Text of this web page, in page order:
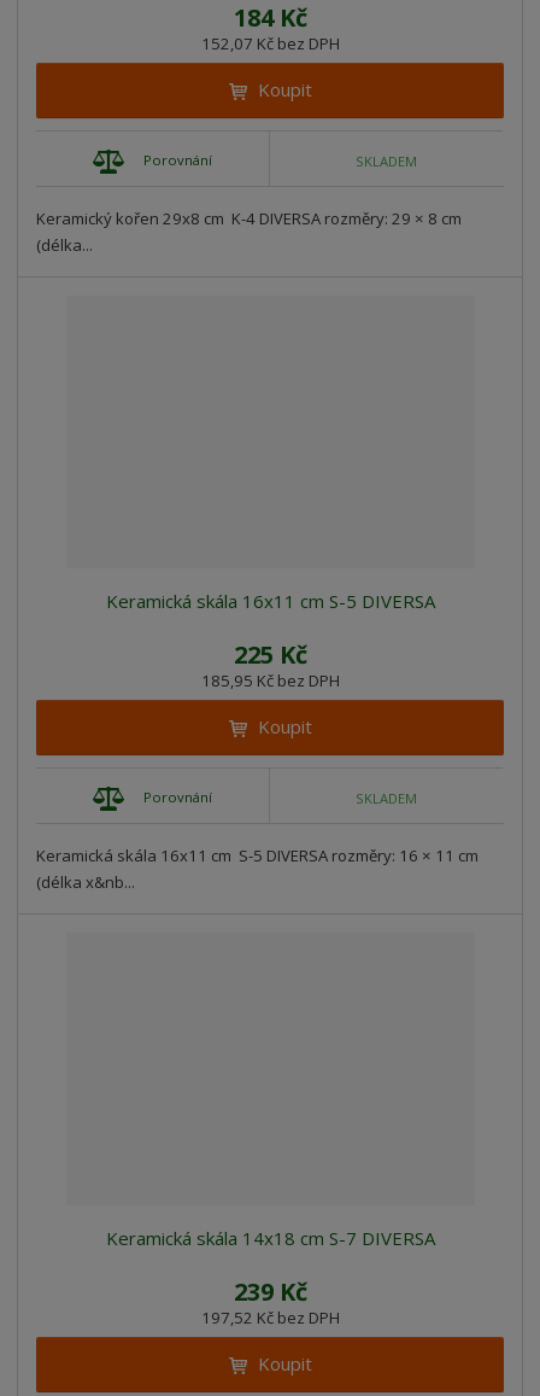
184 Kč
152,07 Kč bez DPH
Koupit
Porovnání SKLADEM
Keramický kořen 29x8 cm K-4 DIVERSA rozměry: 29 × 8 cm
(délka...
Keramická skála 16x11 cm S-5 DIVERSA
225 Kč
185,95 Kč bez DPH
Koupit
Porovnání SKLADEM
Keramická skála 16x11 cm S-5 DIVERSA rozměry: 16 × 11 cm
(délka x&nb...
Keramická skála 14x18 cm S-7 DIVERSA
239 Kč
197,52 Kč bez DPH
Koupit